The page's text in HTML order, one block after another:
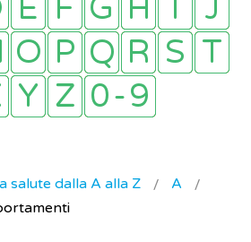
salute dalla A alla Z
A